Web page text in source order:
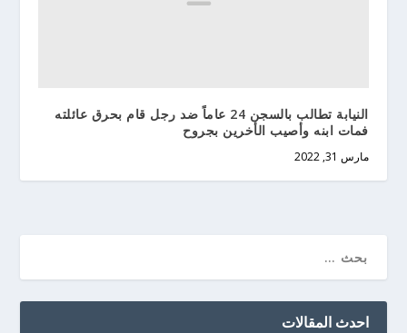
النيابة تطالب بالسجن 24 عاماً ضد رجل قام بحرق عائلته
فمات ابنه وأصيب الأخرين بجروح
مارس 31, 2022
احدث المقالات